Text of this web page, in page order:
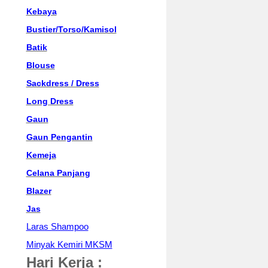
Kebaya
Bustier/Torso/Kamisol
Batik
Blouse
Sackdress / Dress
Long Dress
Gaun
Gaun Pengantin
Kemeja
Celana Panjang
Blazer
Jas
Laras Shampoo
Minyak Kemiri MKSM
Hari Kerja :